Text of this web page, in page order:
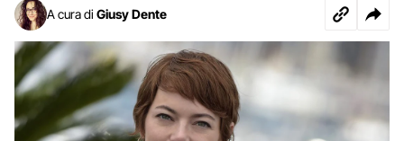
A cura di Giusy Dente